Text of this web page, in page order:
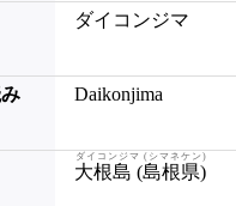
ダイコンジマ
Daikonjima
大根島 (島根県)
ダイコンジマ (シマネケン)